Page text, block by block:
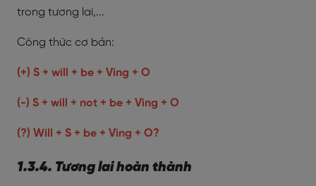
trong tương lai,...
Công thức cơ bản:
(+) S + will + be + Ving + O
(-) S + will + not + be + Ving + O
(?) Will + S + be + Ving + O?
1.3.4. Tương lai hoàn thành